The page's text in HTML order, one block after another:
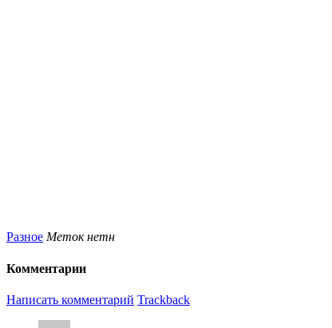
Разное Меток нетн
Комментарии
Написать комментарий Trackback